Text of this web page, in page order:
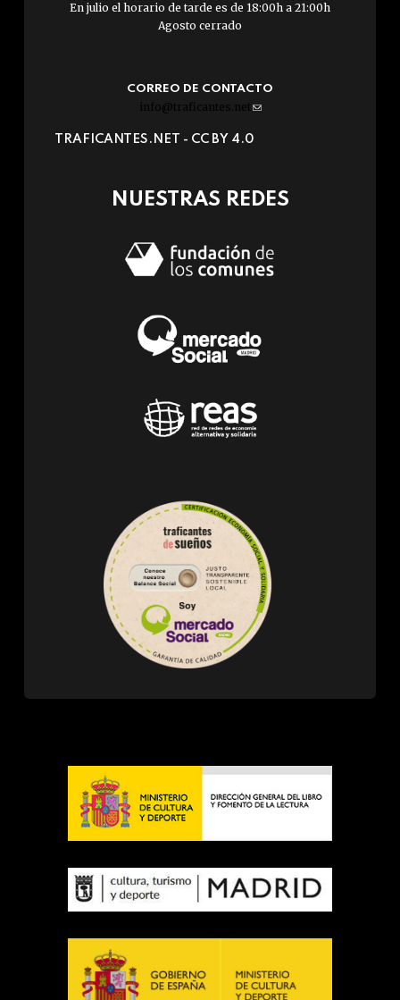
En julio el horario de tarde es de 18:00h a 21:00h
Agosto cerrado
CORREO DE CONTACTO
info@traficantes.net (link
e-
TRAFICANTES.NET - CC BY 4.0
NUESTRAS REDES